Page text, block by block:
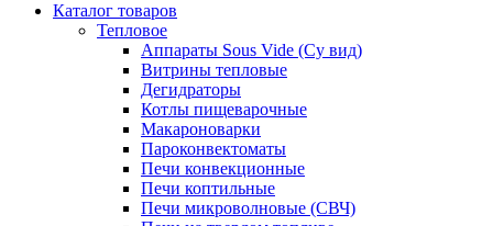
Каталог товаров
Тепловое
Аппараты Sous Vide (Су вид)
Витрины тепловые
Дегидраторы
Котлы пищеварочные
Макароноварки
Пароконвектоматы
Печи конвекционные
Печи коптильные
Печи микроволновые (СВЧ)